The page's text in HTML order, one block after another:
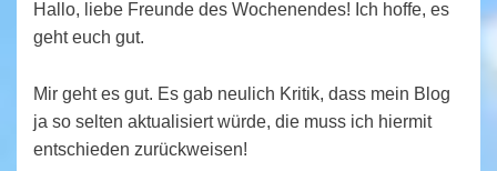
Hallo, liebe Freunde des Wochenendes! Ich hoffe, es
geht euch gut.
Mir geht es gut. Es gab neulich Kritik, dass mein Blog
ja so selten aktualisiert würde, die muss ich hiermit
entschieden zurückweisen!